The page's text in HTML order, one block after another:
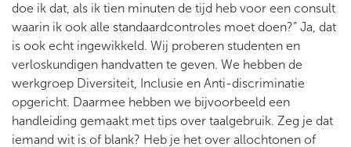
doe ik dat, als ik tien minuten de tijd heb voor een consult
waarin ik ook alle standaardcontroles moet doen?” Ja, dat
is ook echt ingewikkeld. Wij proberen studenten en
verloskundigen handvatten te geven. We hebben de
werkgroep Diversiteit, Inclusie en Anti-discriminatie
opgericht. Daarmee hebben we bijvoorbeeld een
handleiding gemaakt met tips over taalgebruik. Zeg je dat
iemand wit is of blank? Heb je het over allochtonen of